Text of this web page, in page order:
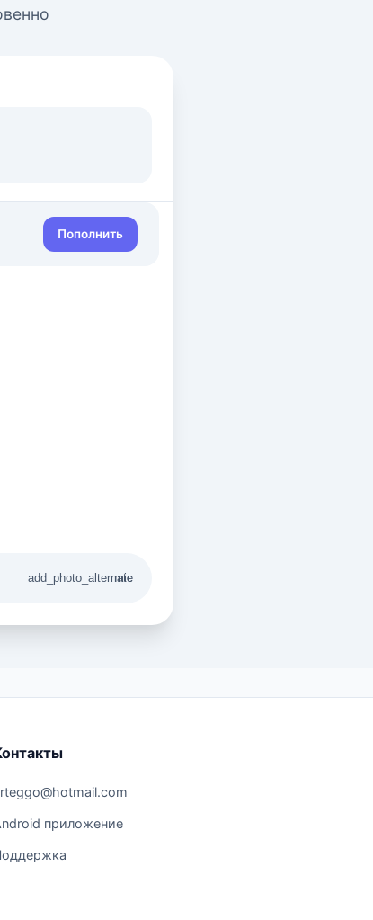
Пополнить
add_photo_alternate
mic
приложение